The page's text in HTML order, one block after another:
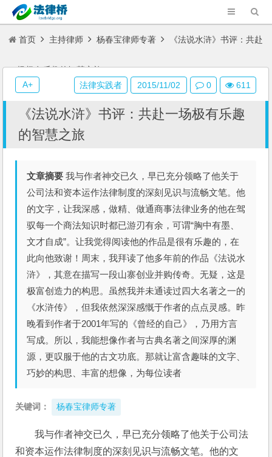
首页 主持律师 杨春宝律师专著 《法说水浒》书评：共赴
一场极有乐趣的智慧之旅
《法说水浒》书评：共赴一场极有乐趣
的智慧之旅
文章摘要 我与作者神交已久，早已充分领略了他关于
公司法和资本运作法律制度的深刻见识与流畅文笔。他
的文字，让我深感，做精、做通商事法律业务的他在驾
驭每一个商法知识时都已游刃有余，可谓“胸中有墨、
文才自成”。让我觉得阅读他的作品是很有乐趣的，在
此向他致谢！周末，我拜读了他多年前的作品《法说水
浒》，其意在描写一段山寨创业并购传奇。无疑，这是
极富创造力的构思。虽然我并未通读过四大名著之一的
《水浒传》，但我依然深深感慨于作者的点点灵感。昨
晚看到作者于2001年写的《曾经的自己》，乃用方言
写成。所以，我能想像作者与古典名著之间深厚的渊
源，更叹服于他的古文功底。那就让富含趣味的文字、
巧妙的构思、丰富的想像，为每位读者
关键词： 杨春宝律师专著
我与作者神交已久，早已充分领略了他关于公司法
和资本运作法律制度的深刻见识与流畅文笔。他的文
法律实践者 2015/11/02 0 611
A+